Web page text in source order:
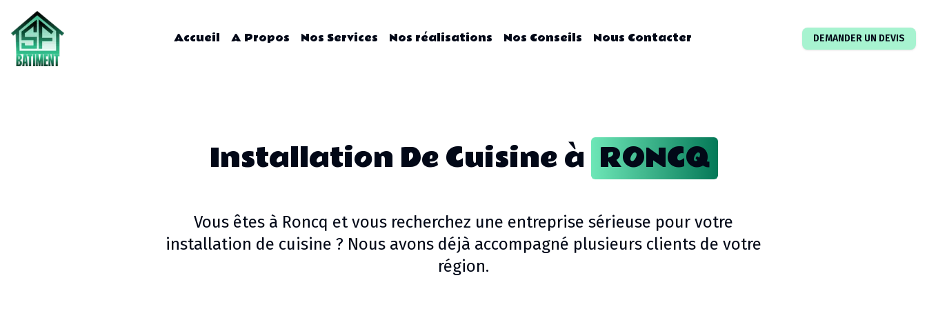
Accueil A Propos Nos Services Nos réalisations Nos Conseils Nous Contacter DEMANDER UN DEVIS
Installation De Cuisineà RONCQ
Vous êtes à Roncq et vous recherchez une entreprise sérieuse pour votre
installation de cuisine ? Nous avons déjà accompagné plusieurs clients de votre
région.